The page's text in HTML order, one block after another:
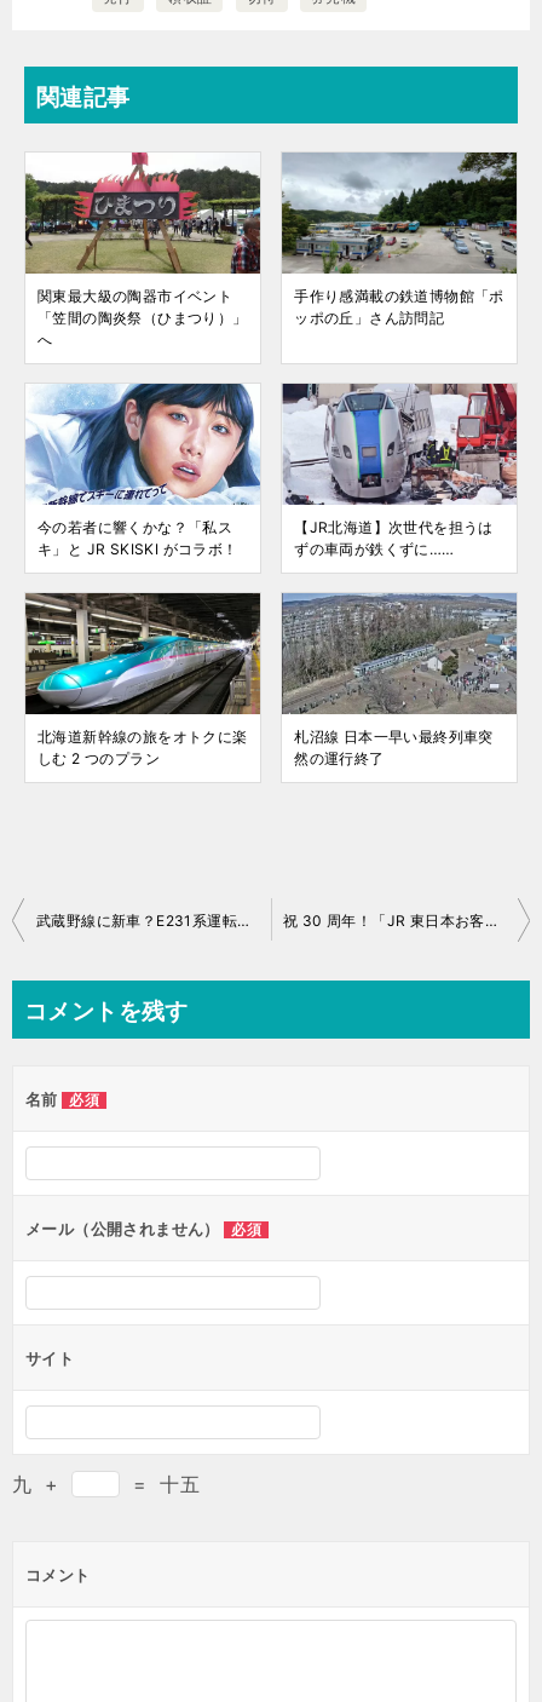
関連記事
関東最大級の陶器市イベント
「笠間の陶炎祭（ひまつり）」
へ
手作り感満載の鉄道博物館「ポ
ッポの丘」さん訪問記
今の若者に響くかな？「私ス
キ」と JR SKISKI がコラボ！
【JR北海道】次世代を担うは
ずの車両が鉄くずに……
北海道新幹線の旅をオトクに楽
しむ 2 つのプラン
札沼線 日本一早い最終列車突
然の運行終了
投
ビ
ー
シ
ョ
ン
武蔵野線に新車？E231系運転開始！ 祝 30 周年！「JR 東日本お客さま感謝祭」に行ってみました
コメントを残す
名前 必須
メール（公開されません） 必須
サイト
九 + = 十五
コメント